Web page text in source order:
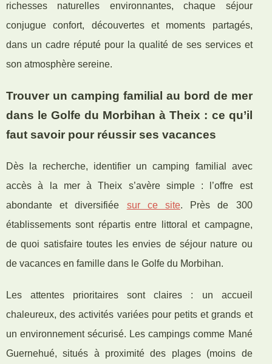
richesses naturelles environnantes, chaque séjour
conjugue confort, découvertes et moments partagés,
dans un cadre réputé pour la qualité de ses services et
son atmosphère sereine.
Trouver un camping familial au bord de mer
dans le Golfe du Morbihan à Theix : ce qu’il
faut savoir pour réussir ses vacances
Dès la recherche, identifier un camping familial avec
accèsà la mer à Theix s’avère simple : l’offre est
abondante et diversifiée sur ce site. Près de 300
établissements sont répartis entre littoral et campagne,
de quoi satisfaire toutes les envies de séjour nature ou
de vacances en famille dans le Golfe du Morbihan.
Les attentes prioritaires sont claires : un accueil
chaleureux, des activités variées pour petits et grands et
un environnement sécurisé. Les campings comme Mané
Guernehué, situés à proximité des plages (moins de